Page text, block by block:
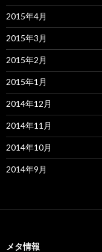
2015年4月
2015年3月
2015年2月
2015年1月
2014年12月
2014年11月
2014年10月
2014年9月
メタ情報